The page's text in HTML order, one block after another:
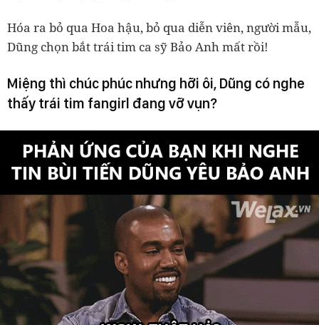
Hóa ra bỏ qua Hoa hậu, bỏ qua diễn viên, người mẫu,
Dũng chọn bắt trái tim ca sỹ Bảo Anh mất rồi!
Miệng thì chúc phúc nhưng hỡi ôi, Dũng có nghe
thấy trái tim fangirl đang vỡ vụn?